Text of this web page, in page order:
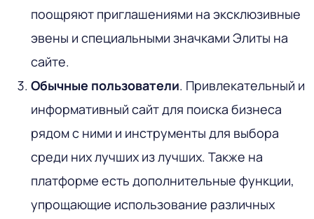
поощряют приглашениями на эксклюзивные
эвены и специальными значками Элиты на
сайте.
Обычные пользователи. Привлекательный и
информативный сайт для поиска бизнеса
рядом с ними и инструменты для выбора
среди них лучших из лучших. Также на
платформе есть дополнительные функции,
упрощающие использование различных